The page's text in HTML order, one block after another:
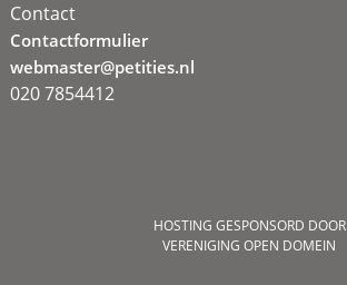
Contact
Contactformulier
webmaster@petities.nl
020 7854412
HOSTING GESPONSORD DOOR
VERENIGING OPEN DOMEIN